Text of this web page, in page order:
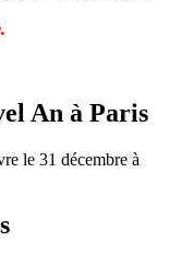
An à Paris
le 31 décembre à